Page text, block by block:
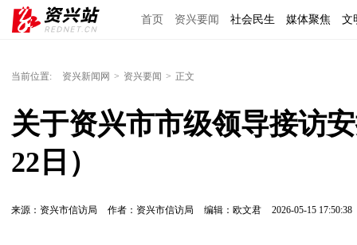
首页 资兴要闻 社会民生 媒体聚焦 文
当前位置: 资兴新闻网 > 资兴要闻 > 正文
关于资兴市市级领导接访
22日）
来源：资兴市信访局 作者：资兴市信访局 编辑：欧文君 2026-05-15 17:50:38